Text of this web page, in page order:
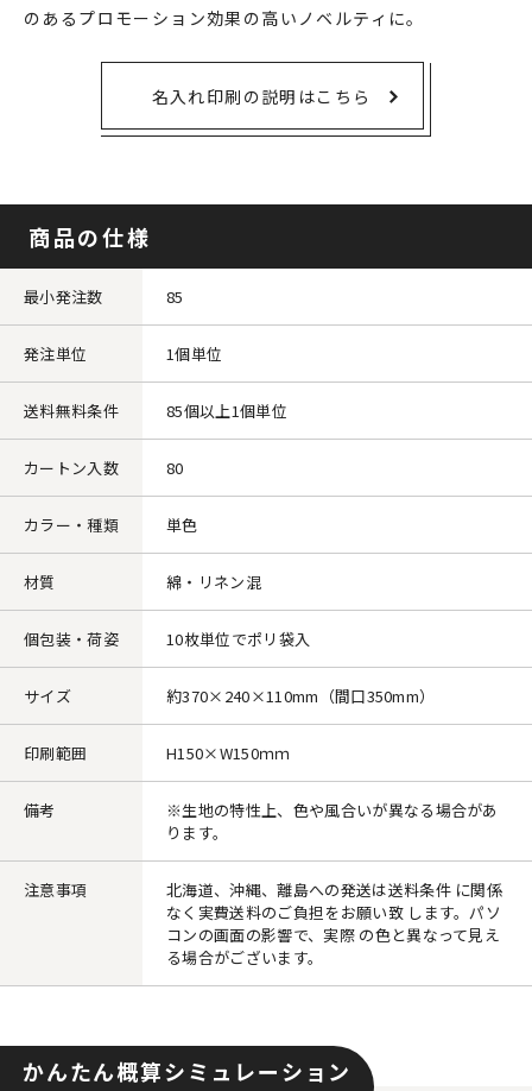
のあるプロモーション効果の高いノベルティに。
名入れ印刷の説明はこちら
商品の仕様
最小発注数 85
発注単位 1個単位
送料無料条件 85個以上1個単位
カートン入数 80
カラー・種類 単色
材質 綿・リネン混
個包装・荷姿 10枚単位でポリ袋入
サイズ 約370×240×110mm（間口350mm）
印刷範囲 H150×W150ｍｍ
備考
※生地の特性上、色や風合いが異なる場合があ
ります。
注意事項
北海道、沖縄、離島への発送は送料条件 に関係
なく実費送料のご負担をお願い致 します。パソ
コンの画面の影響で、実際 の色と異なって見え
る場合がございます。
かんたん概算シミュレーション